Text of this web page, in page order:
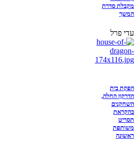
מקבלת סדרת
המשך
עדי פרל
הפקת בית
הדרקון החלה,
השחקנים
בהקראת
תסריט
משותפת
ראשונה